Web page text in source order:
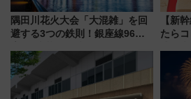
隅田川花火大会「大混雑」を回
避する3つの鉄則！銀座線96本
ツリー駅の規制まとめ 7/25開催
（2026年）
【新
たら
産ス